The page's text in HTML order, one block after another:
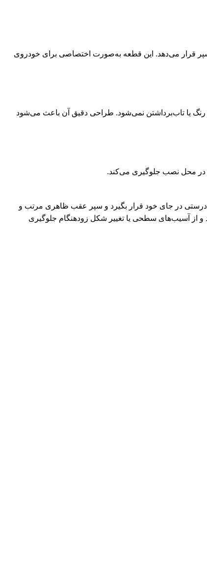
رنگ یا تاب‌برداشتن نمی‌شود. طراحی دقیق آن باعث می‌شود
در محل نصب جلوگیری می‌کند.
در جای خود قرار بگیرد و سپر عقب ظاهری مرتب و
و از آسیب‌های سطحی یا تغییر شکل زودهنگام جلوگیری